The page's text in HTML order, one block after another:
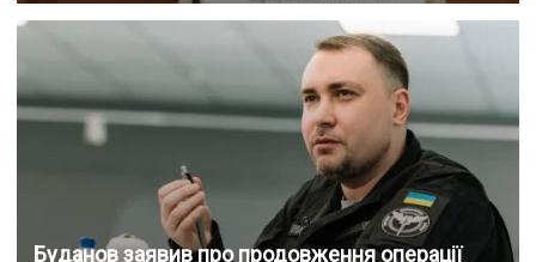
Буданов заявив про продовження операції